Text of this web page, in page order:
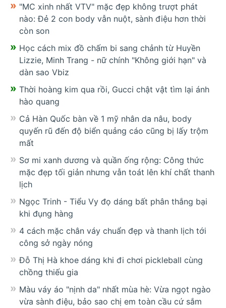
"MC xinh nhất VTV" mặc đẹp không trượt phát
nào: Đẻ 2 con body vẫn nuột, sành điệu hơn thời
còn son
Học cách mix đồ chấm bi sang chảnh từ Huyền
Lizzie, Minh Trang - nữ chính "Không giới hạn" và
dàn sao Vbiz
Thời hoàng kim qua rồi, Gucci chật vật tìm lại ánh
hào quang
Cả Hàn Quốc bàn về 1 mỹ nhân da nâu, body
quyến rũ đến độ biển quảng cáo cũng bị lấy trộm
mất
Sơ mi xanh dương và quần ống rộng: Công thức
mặc đẹp tối giản nhưng vẫn toát lên khí chất thanh
lịch
Ngọc Trinh - Tiểu Vy đọ dáng bất phân thắng bại
khi đụng hàng
4 cách mặc chân váy chuẩn đẹp và thanh lịch tới
công sở ngày nóng
Đỗ Thị Hà khoe dáng khi đi chơi pickleball cùng
chồng thiếu gia
Màu váy áo "nịnh da" nhất mùa hè: Vừa ngọt ngào
vừa sành điệu, bảo sao chị em toàn cầu cứ sắm